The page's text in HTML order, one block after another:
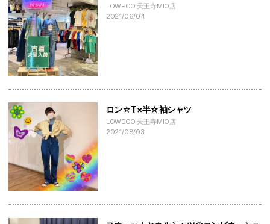
LOWECO 天王寺MIO店
2021/06/04
ロン☆T×半☆袖シャツ
LOWECO 天王寺MIO店
2021/08/03